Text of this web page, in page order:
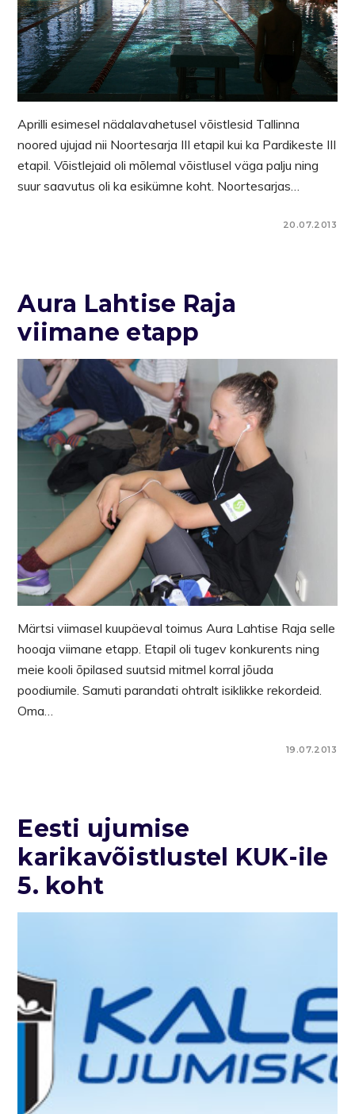
Aprilli esimesel nädalavahetusel võistlesid Tallinna
noored ujujad nii Noortesarja III etapil kui ka Pardikeste III
etapil. Võistlejaid oli mõlemal võistlusel väga palju ning
suur saavutus oli ka esikümne koht. Noortesarjas…
20.07.2013
Aura Lahtise Raja
viimane etapp
Märtsi viimasel kuupäeval toimus Aura Lahtise Raja selle
hooaja viimane etapp. Etapil oli tugev konkurents ning
meie kooli õpilased suutsid mitmel korral jõuda
poodiumile. Samuti parandati ohtralt isiklikke rekordeid.
Oma…
19.07.2013
Eesti ujumise
karikavõistlustel KUK-ile
5. koht